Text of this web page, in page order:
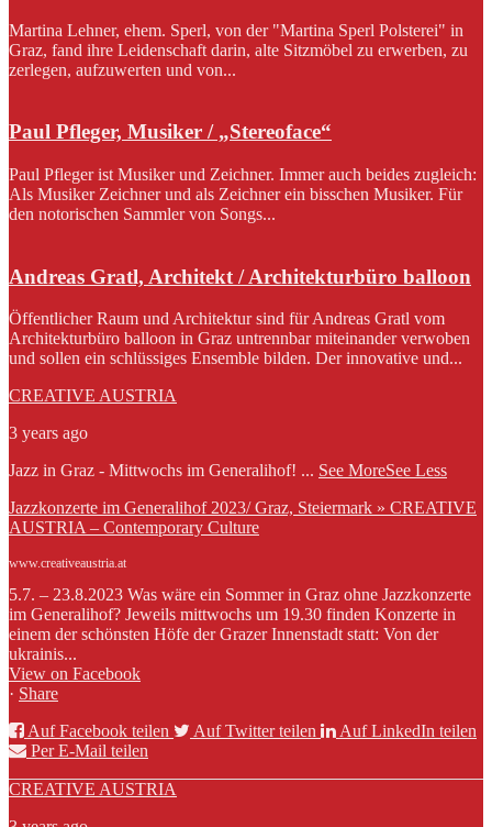
Martina Lehner, ehem. Sperl, von der "Martina Sperl Polsterei" in
Graz, fand ihre Leidenschaft darin, alte Sitzmöbel zu erwerben, zu
zerlegen, aufzuwerten und von...
Paul Pfleger, Musiker / „Stereoface“
Paul Pfleger ist Musiker und Zeichner. Immer auch beides zugleich:
Als Musiker Zeichner und als Zeichner ein bisschen Musiker. Für
den notorischen Sammler von Songs...
Andreas Gratl, Architekt / Architekturbüro balloon
Öffentlicher Raum und Architektur sind für Andreas Gratl vom
Architekturbüro balloon in Graz untrennbar miteinander verwoben
und sollen ein schlüssiges Ensemble bilden. Der innovative und...
CREATIVE AUSTRIA
3 years ago
Jazz in Graz - Mittwochs im Generalihof! ... See MoreSee Less
Jazzkonzerte im Generalihof 2023/ Graz, Steiermark » CREATIVE
AUSTRIA – Contemporary Culture
www.creativeaustria.at
5.7. – 23.8.2023 Was wäre ein Sommer in Graz ohne Jazzkonzerte
im Generalihof? Jeweils mittwochs um 19.30 finden Konzerte in
einem der schönsten Höfe der Grazer Innenstadt statt: Von der
ukrainis...
View on Facebook
· Share
Auf Facebook teilen
Auf Twitter teilen
Auf LinkedIn teilen
Per E-Mail teilen
CREATIVE AUSTRIA